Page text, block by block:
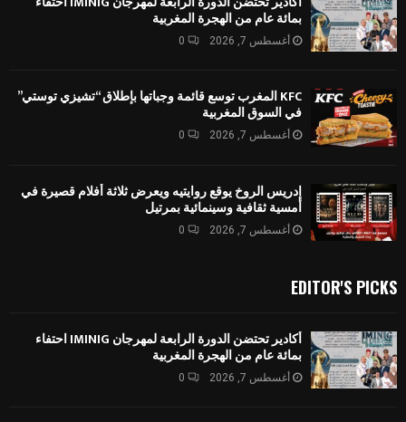
بمائة عام من الهجرة المغربية
أغسطس 7, 2026 0
KFC المغرب توسع قائمة وجباتها بإطلاق “تشيزي توستي”
في السوق المغربية
أغسطس 7, 2026 0
إدريس الروخ يوقع روايتيه ويعرض ثلاثة أفلام قصيرة في
أمسية ثقافية وسينمائية بمرتيل
أغسطس 7, 2026 0
EDITOR'S PICKS
أكادير تحتضن الدورة الرابعة لمهرجان IMINIG احتفاء
بمائة عام من الهجرة المغربية
أغسطس 7, 2026 0